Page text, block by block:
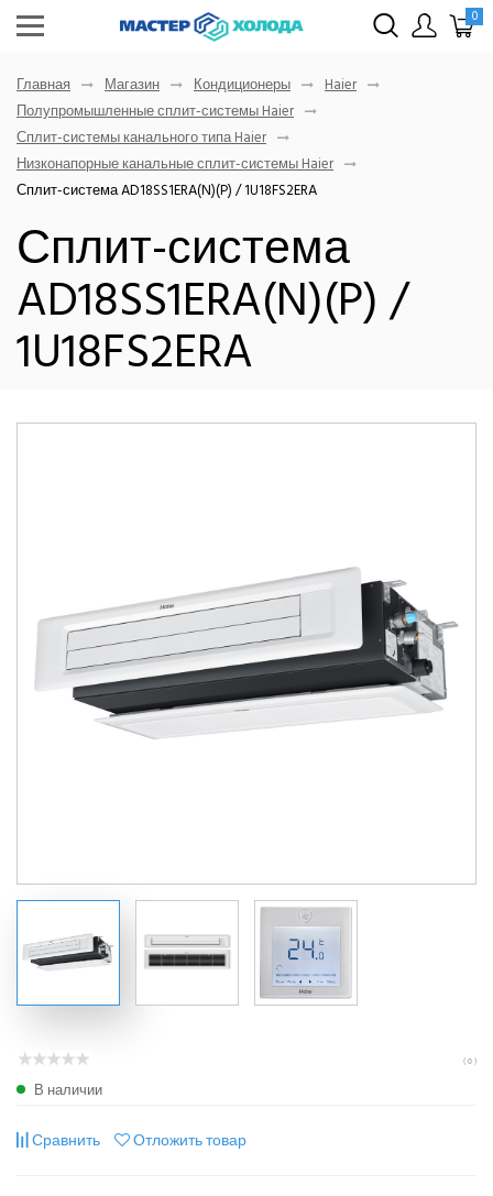
0
Главная Магазин Кондиционеры
Haier
Полупромышленные сплит-системы Haier
Сплит-системы канального типа Haier
Низконапорные канальные сплит-системы Haier
Сплит-система AD18SS1ERA(N)(P) / 1U18FS2ERA
Сплит-система
AD18SS1ERA(N)(P) /
1U18FS2ERA
( 0 )
В наличии
Сравнить Отложить товар